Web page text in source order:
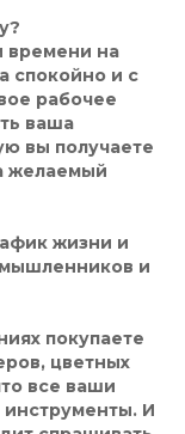
времени на
спокойно и с
рабочее
ваша
вы получаете
желаемый
жизни и
и
покупаете
цветных
все ваши
И